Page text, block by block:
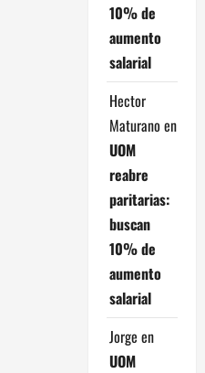
10% de
aumento
salarial
Hector
Maturano en
UOM
reabre
paritarias:
buscan
10% de
aumento
salarial
Jorge en
UOM